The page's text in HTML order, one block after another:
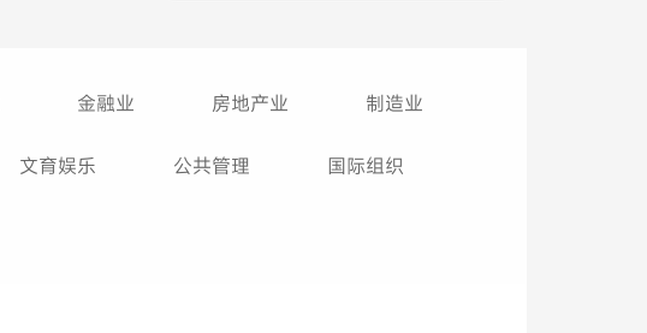
金融业 房地产业 制造业
文育娱乐 公共管理 国际组织